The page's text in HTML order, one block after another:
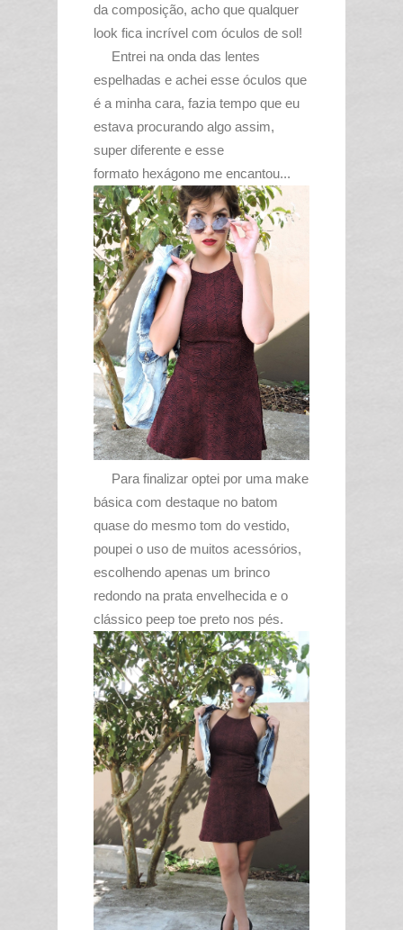
da composição, acho que qualquer
look fica incrível com óculos de sol!
Entrei na onda das lentes
espelhadas e achei esse óculos que
é a minha cara, fazia tempo que eu
estava procurando algo assim,
super diferente e esse
formato hexágono me encantou...
Para finalizar optei por uma make
básica com destaque no batom
quase do mesmo tom do vestido,
poupei o uso de muitos acessórios,
escolhendo apenas um brinco
redondo na prata envelhecida e o
clássico peep toe preto nos pés.